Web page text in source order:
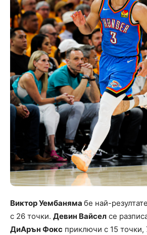
Виктор Уембаняма бе най-
с 26 точки. Девин Вайсел се
ДиАрън Фокс приключи с 15 точки,